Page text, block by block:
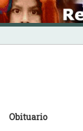
Skip
to
content
INICIO
Obituario